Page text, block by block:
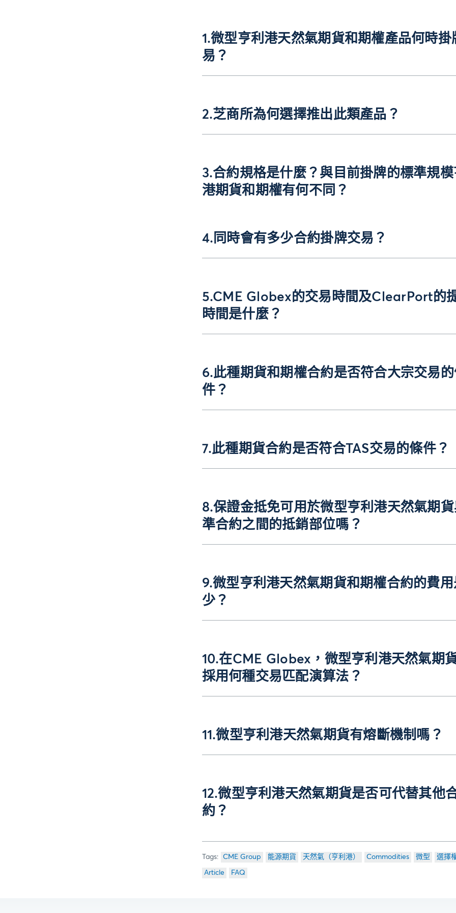
1.微型亨利港天然氣期貨和期權產品何時掛
易？
2.芝商所為何選擇推出此類產品？
3.合約規格是什麼？與目前掛牌的標準規
港期貨和期權有何不同？
4.同時會有多少合約掛牌交易？
5.CME Globex的交易時間及ClearPort的
時間是什麼？
6.此種期貨和期權合約是否符合大宗交易
件？
7.此種期貨合約是否符合TAS交易的條件？
8.保證金抵免可用於微型亨利港天然氣期
準合約之間的抵銷部位嗎？
9.微型亨利港天然氣期貨和期權合約的費
少？
10.在CME Globex，微型亨利港天然氣期
採用何種交易匹配演算法？
11.微型亨利港天然氣期貨有熔斷機制嗎？
12.微型亨利港天然氣期貨是否可代替其他
約？
CME Group 能源期貨 天然氣（亨利港） Commodities 微型 選擇
Article FAQ